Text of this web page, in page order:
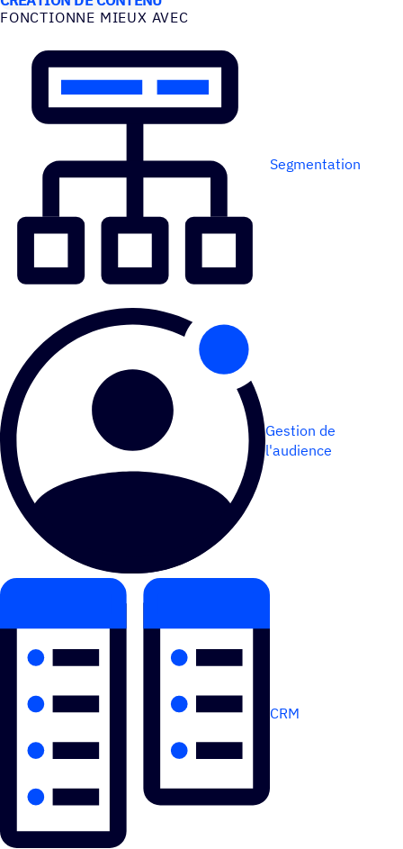
FONC­TIONNE MIEUX AVEC
Segmentation
Gestion de
l'audience
CRM